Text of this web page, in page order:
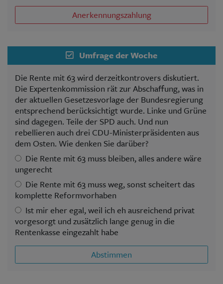
Anerkennungszahlung
Umfrage der Woche
Die Rente mit 63 wird derzeitkontrovers diskutiert.
Die Expertenkommission rät zur Abschaffung, was in
der aktuellen Gesetzesvorlage der Bundesregierung
entsprechend berücksichtigt wurde. Linke und Grüne
sind dagegen. Teile der SPD auch. Und nun
rebellieren auch drei CDU-Ministerpräsidenten aus
dem Osten. Wie denken Sie darüber?
Die Rente mit 63 muss bleiben, alles andere wäre
ungerecht
Die Rente mit 63 muss weg, sonst scheitert das
komplette Reformvorhaben
Ist mir eher egal, weil ich eh ausreichend privat
vorgesorgt und zusätzlich lange genug in die
Rentenkasse eingezahlt habe
Abstimmen